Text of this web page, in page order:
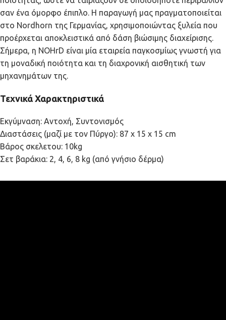
σαν ένα όμορφο έπιπλο. Η παραγωγή μας πραγματοποιείται
στο Nordhorn της Γερμανίας, χρησιμοποιώντας ξυλεία που
προέρχεται αποκλειστικά από δάση βιώσιμης διαχείρισης.
Σήμερα, η NOHrD είναι μία εταιρεία παγκοσμίως γνωστή για
τη μοναδική ποιότητα και τη διαχρονική αισθητική των
μηχανημάτων της.
Τεχνικά Χαρακτηριστικά
Εκγύμναση: Αντοχή, Συντονισμός
Διαστάσεις (μαζί με τον Πύργο): 87 x 15 x 15 cm
Βάρος σκελετου: 10kg
Σετ βαράκια: 2, 4, 6, 8 kg (από γνήσιο δέρμα)